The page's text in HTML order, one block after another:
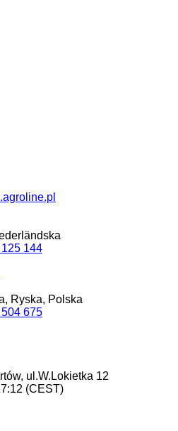
144
Ryska, Polska
675
ul.W.Lokietka 12
(CEST)